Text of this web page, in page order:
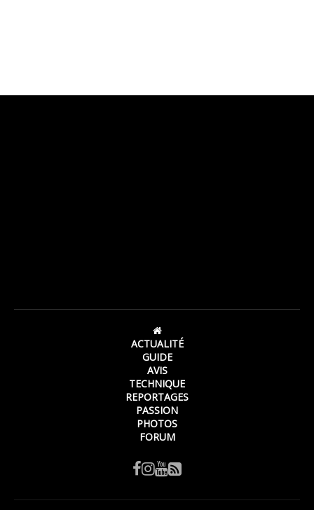
ACTUALITÉ
GUIDE
AVIS
TECHNIQUE
REPORTAGES
PASSION
PHOTOS
FORUM